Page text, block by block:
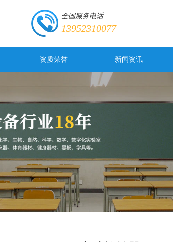
全国服务电话
13952310077
资质荣誉 新闻资讯